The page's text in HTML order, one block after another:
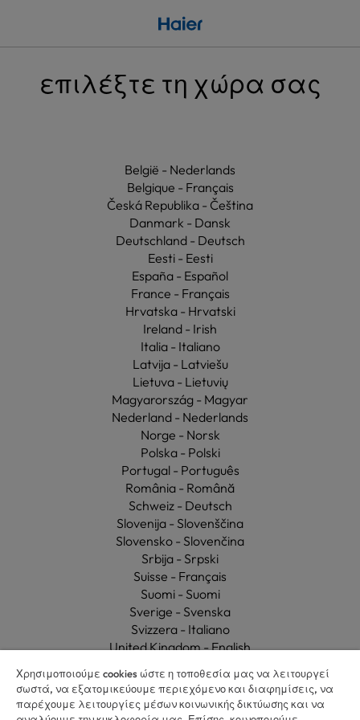
επιλέξτε τη χώρα σας
België - Nederlands
Belgique - Français
Česká Republika - Čeština
Danmark - Dansk
Deutschland - Deutsch
Eesti - Eesti
España - Español
France - Français
Hrvatska - Hrvatski
Ireland - Irish
Italia - Italiano
Latvija - Latviešu
Lietuva - Lietuvių
Magyarország - Magyar
Nederland - Nederlands
Norge - Norsk
Polska - Polski
Portugal - Português
România - Română
Schweiz - Deutsch
Slovenija - Slovenščina
Slovensko - Slovenčina
Srbija - Srpski
Suisse - Français
Suomi - Suomi
Sverige - Svenska
Svizzera - Italiano
United Kingdom - English
Україна - Українська
Χρησιμοποιούμε cookies ώστε η τοποθεσία μας να λειτουργεί
σωστά, να εξατομικεύουμε περιεχόμενο και διαφημίσεις, να
παρέχουμε λειτουργίες μέσων κοινωνικής δικτύωσης και να